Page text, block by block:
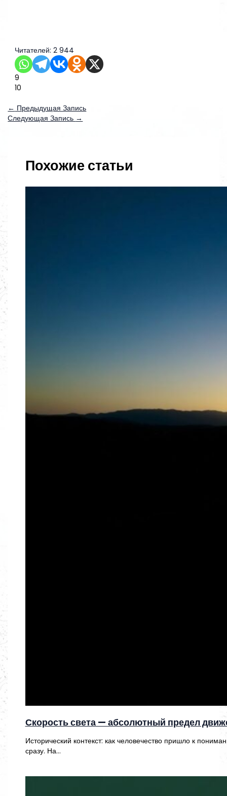
Читателей: 2 944
9
10
← Предыдущая Запись
Следующая Запись →
Похожие статьи
Скорость света — абсолютный предел
Исторический контекст: как человечество пришло к
сразу. На…